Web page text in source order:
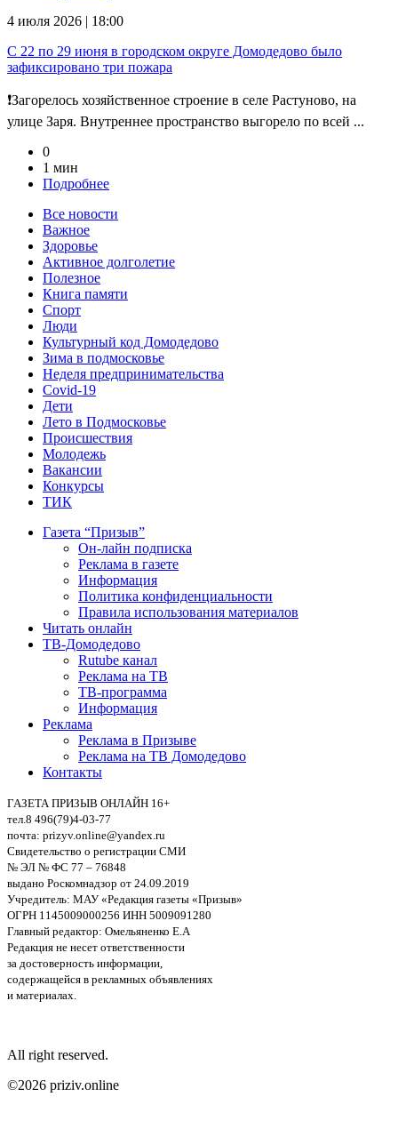
4 июля 2026 | 18:00
С 22 по 29 июня в городском округе Домодедово было
зафиксировано три пожара
❗️Загорелось хозяйственное строение в селе Растуново, на
улице Заря. Внутреннее пространство выгорело по всей ...
0
1 мин
Подробнее
Все новости
Важное
Здоровье
Активное долголетие
Полезное
Книга памяти
Спорт
Люди
Культурный код Домодедово
Зима в подмосковье
Неделя предпринимательства
Covid-19
Дети
Лето в Подмосковье
Происшествия
Молодежь
Вакансии
Конкурсы
ТИК
Газета “Призыв”
Он-лайн подписка
Реклама в газете
Информация
Политика конфиденциальности
Правила использования материалов
Читать онлайн
ТВ-Домодедово
Rutube канал
Реклама на ТВ
ТВ-программа
Информация
Реклама
Реклама в Призыве
Реклама на ТВ Домодедово
Контакты
ГАЗЕТА ПРИЗЫВ ОНЛАЙН 16+
тел.8 496(79)4-03-77
почта: prizyv.online@yandex.ru
Свидетельство о регистрации СМИ
№ ЭЛ № ФС 77 – 76848
выдано Роскомнадзор от 24.09.2019
Учредитель: МАУ «Редакция газеты «Призыв»
ОГРН 1145009000256 ИНН 5009091280
Главный редактор: Омельяненко Е.А
Редакция не несет ответственности
за достоверность информации,
содержащейся в рекламных объявлениях
и материалах.
All right reserved.
©2026 priziv.online